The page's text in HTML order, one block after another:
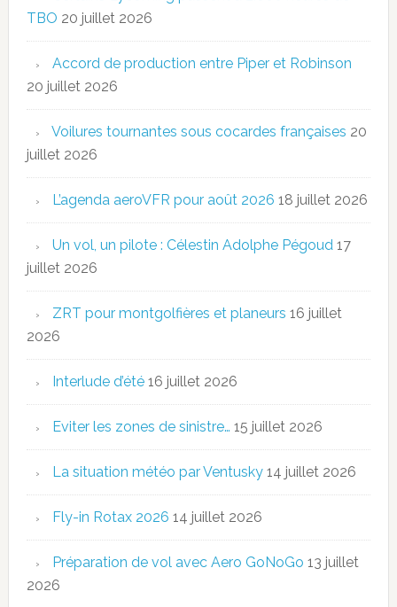
TBO 20 juillet 2026
Accord de production entre Piper et Robinson
20 juillet 2026
Voilures tournantes sous cocardes françaises 20
juillet 2026
L’agenda aeroVFR pour août 2026 18 juillet 2026
Un vol, un pilote : Célestin Adolphe Pégoud 17
juillet 2026
ZRT pour montgolfières et planeurs 16 juillet
2026
Interlude d’été 16 juillet 2026
Eviter les zones de sinistre… 15 juillet 2026
La situation météo par Ventusky 14 juillet 2026
Fly-in Rotax 2026 14 juillet 2026
Préparation de vol avec Aero GoNoGo 13 juillet
2026